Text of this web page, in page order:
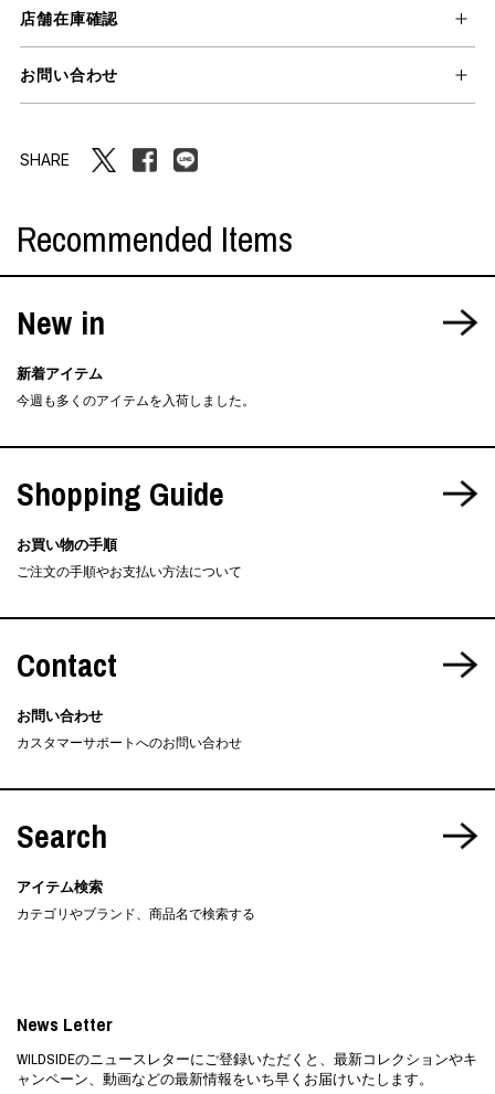
店舗在庫確認
お問い合わせ
SHARE
Recommended Items
New in
新着アイテム
今週も多くのアイテムを入荷しました。
Shopping Guide
お買い物の手順
ご注文の手順やお支払い方法について
Contact
お問い合わせ
カスタマーサポートへのお問い合わせ
Search
アイテム検索
カテゴリやブランド、商品名で検索する
News Letter
WILDSIDEのニュースレターにご登録いただくと、最新コレクションやキ
ャンペーン、動画などの最新情報をいち早くお届けいたします。